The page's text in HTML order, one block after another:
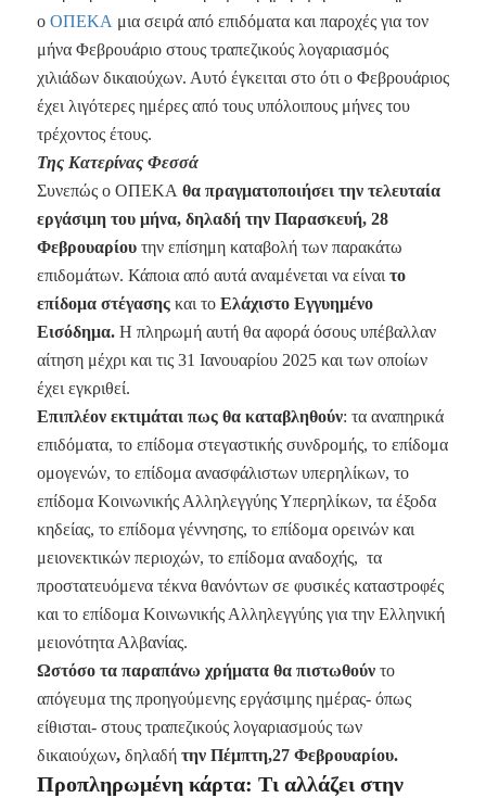
ο ΟΠΕΚΑ μια σειρά από επιδόματα και παροχές για τον
μήνα Φεβρουάριο στους τραπεζικούς λογαριασμός
χιλιάδων δικαιούχων. Αυτό έγκειται στο ότι ο Φεβρουάριος
έχει λιγότερες ημέρες από τους υπόλοιπους μήνες του
τρέχοντος έτους.
Της Κατερίνας Φεσσά
Συνεπώς ο ΟΠΕΚΑ θα πραγματοποιήσει την τελευταία
εργάσιμη του μήνα, δηλαδή την Παρασκευή, 28
Φεβρουαρίουτην επίσημη καταβολή των παρακάτω
επιδομάτων. Κάποια από αυτά αναμένεται να είναι το
επίδομα στέγασης και το Ελάχιστο Εγγυημένο
Εισόδημα.Η πληρωμή αυτή θα αφορά όσους υπέβαλλαν
αίτηση μέχρι και τις 31 Ιανουαρίου 2025 και των οποίων
έχει εγκριθεί.
Επιπλέον εκτιμάται πως θα καταβληθούν: τα αναπηρικά
επιδόματα, το επίδομα στεγαστικής συνδρομής, το επίδομα
ομογενών, το επίδομα ανασφάλιστων υπερηλίκων, το
επίδομα Κοινωνικής Αλληλεγγύης Υπερηλίκων, τα έξοδα
κηδείας, το επίδομα γέννησης, το επίδομα ορεινών και
μειονεκτικών περιοχών, το επίδομα αναδοχής, τα
προστατευόμενα τέκνα θανόντων σε φυσικές καταστροφές
και το επίδομα Κοινωνικής Αλληλεγγύης για την Ελληνική
μειονότητα Αλβανίας.
Ωστόσο τα παραπάνω χρήματα θα πιστωθούν το
απόγευμα της προηγούμενης εργάσιμης ημέρας- όπως
είθισται- στους τραπεζικούς λογαριασμούς των
δικαιούχων, δηλαδήτην Πέμπτη,27 Φεβρουαρίου.
Προπληρωμένη κάρτα: Τι αλλάζει στην